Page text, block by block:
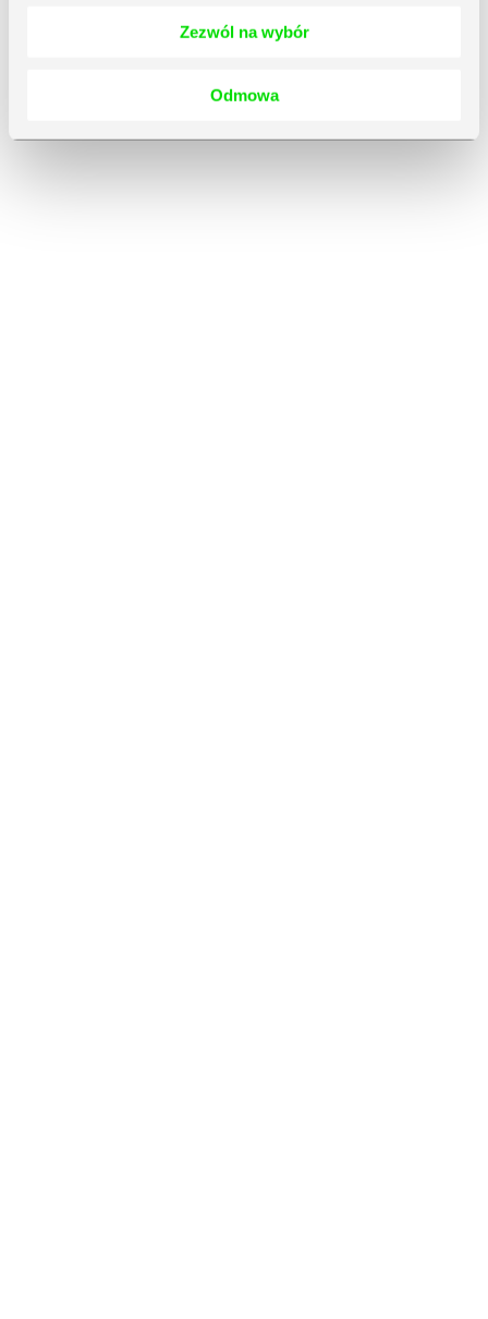
Zezwól na wybór
Odmowa